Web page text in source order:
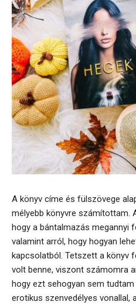
A könyv címe és fülszövege
mélyebb könyvre számítottam.
hogy a bántalmazás megannyi
valamint arról, hogy hogyan
kapcsolatból. Tetszett a könyv
volt benne, viszont számomra
hogy ezt sehogyan sem
erotikus szenvedélyes vonallal,